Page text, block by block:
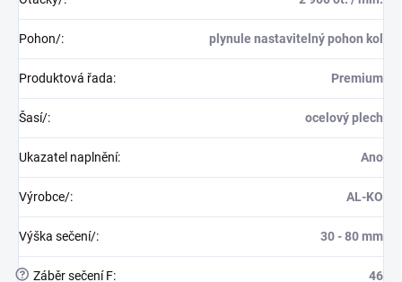
Pohon/: plynule nastavitelný pohon kol
Produktová řada: Premium
Šasí/: ocelový plech
Ukazatel naplnění: Ano
Výrobce/: AL-KO
Výška sečení/: 30 - 80 mm
? Záběr sečení F: 46